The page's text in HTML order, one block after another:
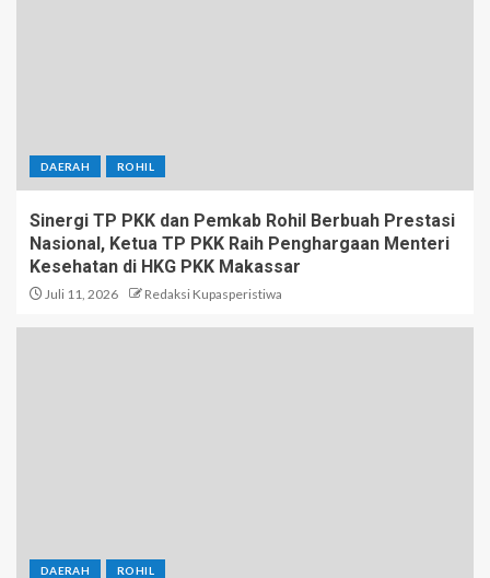
DAERAH ROHIL
Sinergi TP PKK dan Pemkab Rohil Berbuah Prestasi
Nasional, Ketua TP PKK Raih Penghargaan Menteri
Kesehatan di HKG PKK Makassar
Juli 11, 2026 Redaksi Kupasperistiwa
DAERAH ROHIL